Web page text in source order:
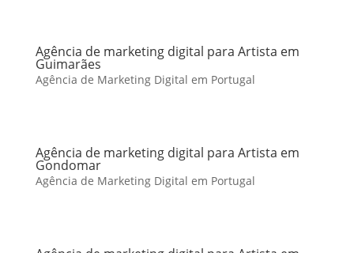
Agência de marketing digital para Artista em
Guimarães
Agência de Marketing Digital em Portugal
Agência de marketing digital para Artista em
Gondomar
Agência de Marketing Digital em Portugal